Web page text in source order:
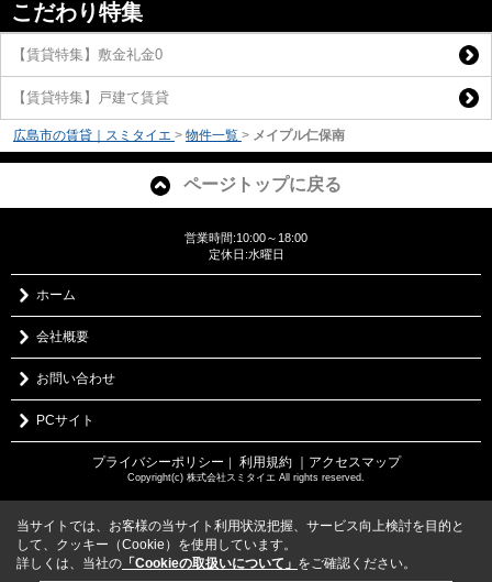
こだわり特集
【賃貸特集】敷金礼金0
【賃貸特集】戸建て賃貸
広島市の賃貸｜スミタイエ > 物件一覧 > メイプル仁保南
ページトップに戻る
営業時間:10:00～18:00
定休日:水曜日
ホーム
会社概要
お問い合わせ
PCサイト
プライバシーポリシー 利用規約 ｜アクセスマップ
Copyright(c) 株式会社スミタイエ All rights reserved.
当サイトでは、お客様の当サイト利用状況把握、サービス向上検討を目的と
して、クッキー（Cookie）を使用しています。
詳しくは、当社の 「Cookieの取扱いについて」 をご確認ください。